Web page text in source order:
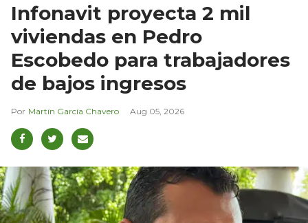
Infonavit proyecta 2 mil
viviendas en Pedro
Escobedo para trabajadores
de bajos ingresos
Martín García Chavero Aug 05, 2026